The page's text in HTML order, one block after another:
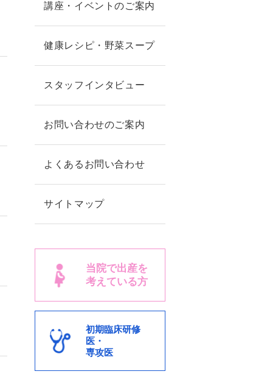
講座・イベントのご案内
健康レシピ・野菜スープ
スタッフインタビュー
お問い合わせのご案内
よくあるお問い合わせ
サイトマップ
当院で出産を
考えている方
初期臨床研修
医・
専攻医